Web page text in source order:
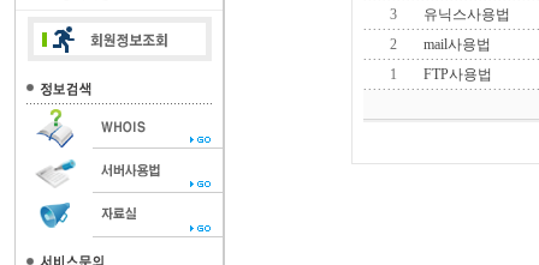
3
유닉스사용법
2
mail사용법
1
FTP사용법